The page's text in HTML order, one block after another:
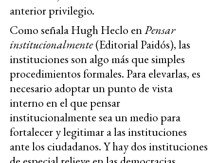
anterior privilegio.
Como señala Hugh Heclo enPensar
institucionalmente(Editorial Paidós), las
instituciones son algo más que simples
procedimientos formales. Para elevarlas, es
necesario adoptar un punto de vista
interno en el que pensar
institucionalmente sea un medio para
fortalecer y legitimar a las instituciones
ante los ciudadanos. Y hay dos instituciones